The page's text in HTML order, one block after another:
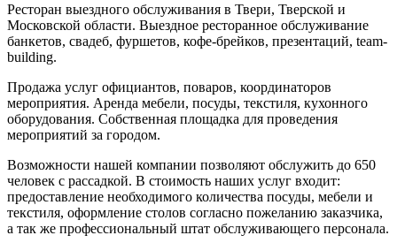
Ресторан выездного обслуживания в Твери, Тверской и
Московской области. Выездное ресторанное обслуживание
банкетов, свадеб, фуршетов, кофе-брейков, презентаций, team-
building.
Продажа услуг официантов, поваров, координаторов
мероприятия. Аренда мебели, посуды, текстиля, кухонного
оборудования. Собственная площадка для проведения
мероприятий за городом.
Возможности нашей компании позволяют обслужить до 650
человек с рассадкой. В стоимость наших услуг входит:
предоставление необходимого количества посуды, мебели и
текстиля, оформление столов согласно пожеланию заказчика,
а так же профессиональный штат обслуживающего персонала.